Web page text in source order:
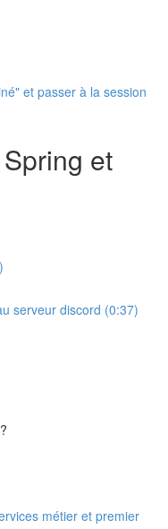
et passer à la session
et
serveur discord (0:37)
métier et premier